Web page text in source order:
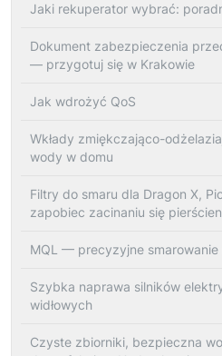
Jaki rekuperator wybrać:
Dokument zabezpieczenia
— przygotuj się w Krakowie
Jak wdrożyć QoS
Wkłady zmiękczająco-
wody w domu
Filtry do smaru dla Dragon X,
zapobiec zacinaniu się
MQL — precyzyjne smarowanie
Szybka naprawa silników
widłowych
Czyste zbiorniki, bezpieczna